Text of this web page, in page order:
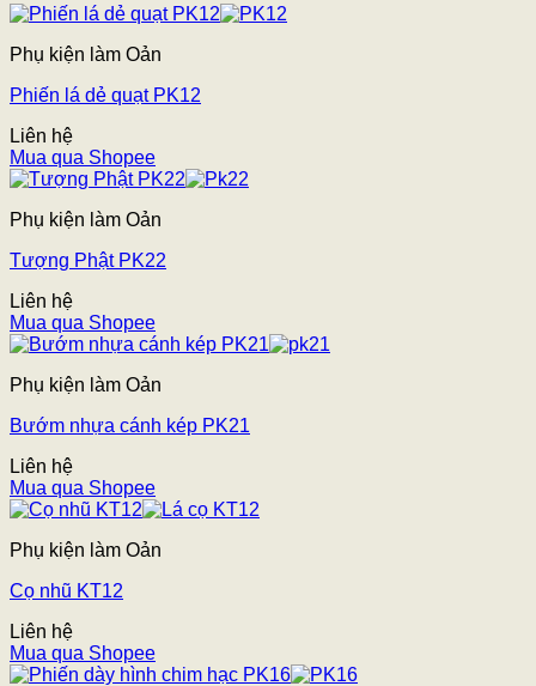
Phụ kiện làm Oản
Phiến lá dẻ quạt PK12
Liên hệ
Mua qua Shopee
Phụ kiện làm Oản
Tượng Phật PK22
Liên hệ
Mua qua Shopee
Phụ kiện làm Oản
Bướm nhựa cánh kép PK21
Liên hệ
Mua qua Shopee
Phụ kiện làm Oản
Cọ nhũ KT12
Liên hệ
Mua qua Shopee